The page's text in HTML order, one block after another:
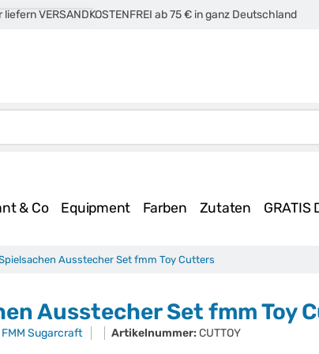
liefern VERSANDKOSTENFREI ab 75 € in ganz Deutschland
& Co Equipment Farben Zutaten GRATIS
Ausstecher Set fmm Toy Cutters
Ausstecher Set fmm Toy
FMM Sugarcraft Artikelnummer: CUTTOY